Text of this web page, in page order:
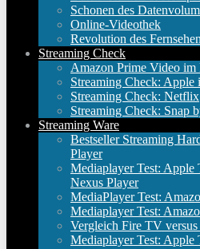
Schonen des
Online-Videothek
Revolution des
Streaming Check
Amazon Prime Video im
Streaming Check: Apple
Streaming Check: Netflix
Streaming Check: Snap
Streaming Ware
Bestseller Streaming
Player
Mediaplayer Test:
Nexus Player
MediaPlayer Test:
Mediaplayer Test:
Vergleich Fire TV
Mediaplayer Test: Apple